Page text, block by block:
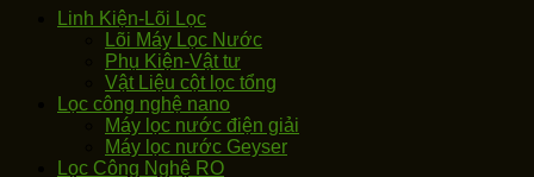
Linh Kiện-Lõi Lọc
Lõi Máy Lọc Nước
Phụ Kiện-Vật tư
Vật Liệu cột lọc tổng
Lọc công nghệ nano
Máy lọc nước điện giải
Máy lọc nước Geyser
Lọc Công Nghệ RO